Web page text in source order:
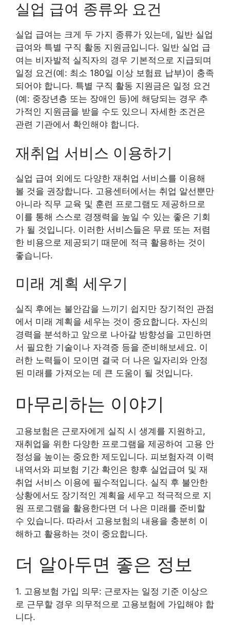
실업 급여 종류와 요건
실업 급여는 크게 두 가지 종류가 있는데, 일반 실업
급여와 특별 구직 활동 지원금입니다. 일반 실업 급
여는 비자발적 실직자의 경우 기본적으로 지급되며
일정 요건(예: 최소 180일 이상 보험료 납부)이 충족
되어야 합니다. 특별 구직 활동 지원금은 일정 요건
(예: 중장년층 또는 장애인 등)에 해당되는 경우 추
가적인 지원금을 받을 수도 있으니 자세한 조건은
관련 기관에서 확인해야 합니다.
재취업 서비스 이용하기
실업 급여 외에도 다양한 재취업 서비스를 이용해
볼 것을 권장합니다. 고용센터에서는 취업 알선뿐만
아니라 직무 교육 및 훈련 프로그램도 제공하므로
이를 통해 스스로 경쟁력을 높일 수 있는 좋은 기회
가 될 것입니다. 이러한 서비스들은 무료 또는 저렴
한 비용으로 제공되기 때문에 적극 활용하는 것이
좋습니다.
미래 계획 세우기
실직 후에는 불안감을 느끼기 쉽지만 장기적인 관점
에서 미래 계획을 세우는 것이 중요합니다. 자신의
경력을 분석하고 앞으로 나아갈 방향성을 고민하면
서 필요한 기술이나 자격증 등을 준비해보세요. 이
러한 노력들이 모이면 결국 더 나은 일자리와 안정
된 미래를 가져오는 데 큰 도움이 될 것입니다.
마무리하는 이야기
고용보험은 근로자에게 실직 시 생계를 지원하고,
재취업을 위한 다양한 프로그램을 제공하여 고용 안
정성을 높이는 중요한 제도입니다. 피보험자격 이력
내역서와 피보험 기간 확인은 향후 실업급여 및 재
취업 서비스 이용에 필수적입니다. 실직 후 불안한
상황에서도 장기적인 계획을 세우고 적극적으로 지
원 프로그램을 활용한다면 더 나은 미래를 준비할
수 있습니다. 따라서 고용보험의 내용을 충분히 이
해하고 활용하는 것이 중요합니다.
더 알아두면 좋은 정보
1. 고용보험 가입 의무: 근로자는 일정 기준 이상으
로 근무할 경우 의무적으로 고용보험에 가입해야 합
니다.